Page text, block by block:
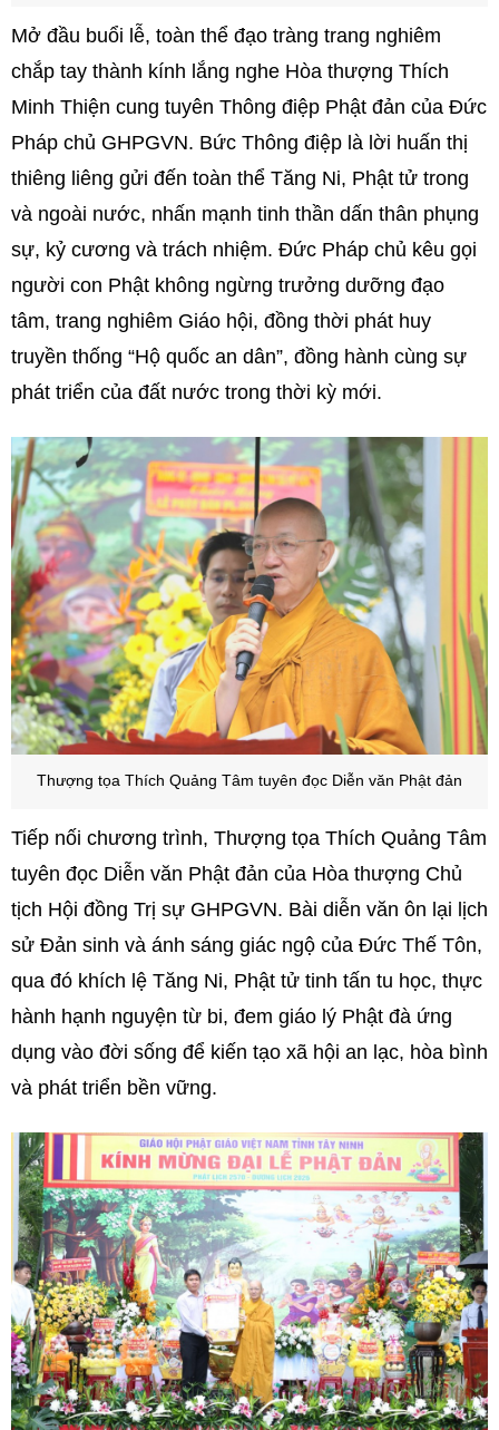
Mở đầu buổi lễ, toàn thể đạo tràng trang nghiêm
chắp tay thành kính lắng nghe Hòa thượng Thích
Minh Thiện cung tuyên Thông điệp Phật đản của Đức
Pháp chủ GHPGVN. Bức Thông điệp là lời huấn thị
thiêng liêng gửi đến toàn thể Tăng Ni, Phật tử trong
và ngoài nước, nhấn mạnh tinh thần dấn thân phụng
sự, kỷ cương và trách nhiệm. Đức Pháp chủ kêu gọi
người con Phật không ngừng trưởng dưỡng đạo
tâm, trang nghiêm Giáo hội, đồng thời phát huy
truyền thống “Hộ quốc an dân”, đồng hành cùng sự
phát triển của đất nước trong thời kỳ mới.
Thượng tọa Thích Quảng Tâm tuyên đọc Diễn văn Phật đản
Tiếp nối chương trình, Thượng tọa Thích Quảng Tâm
tuyên đọc Diễn văn Phật đản của Hòa thượng Chủ
tịch Hội đồng Trị sự GHPGVN. Bài diễn văn ôn lại lịch
sử Đản sinh và ánh sáng giác ngộ của Đức Thế Tôn,
qua đó khích lệ Tăng Ni, Phật tử tinh tấn tu học, thực
hành hạnh nguyện từ bi, đem giáo lý Phật đà ứng
dụng vào đời sống để kiến tạo xã hội an lạc, hòa bình
và phát triển bền vững.